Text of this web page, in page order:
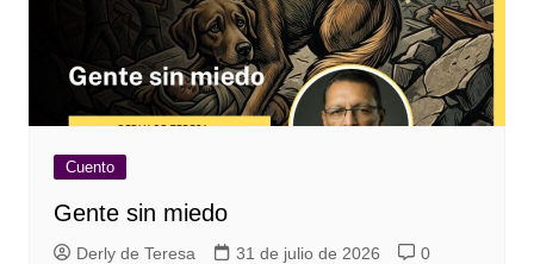
Cuento
Gente sin miedo
Derly de Teresa 31 de julio de 2026 0